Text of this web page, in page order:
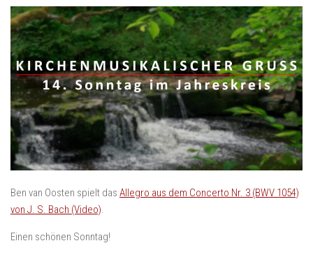
Ben van Oosten spielt das Allegro aus dem Concerto Nr. 3 (BWV 1054)
von J. S. Bach (Video).
Einen schönen Sonntag!